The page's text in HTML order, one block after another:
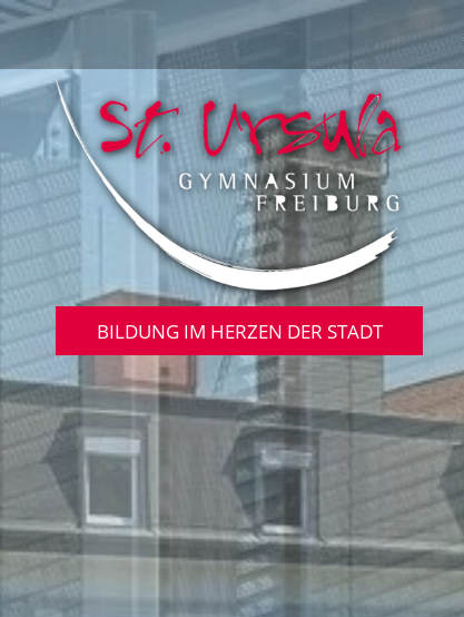
BILDUNG IM HERZEN DER STADT